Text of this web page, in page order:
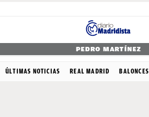
NOTICIAS
PEDRO MARTÍNEZ
ÚLTIMAS NOTICIAS REAL MADRID